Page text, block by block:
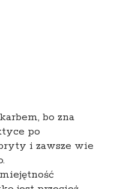
bo zna
po
i zawsze wie